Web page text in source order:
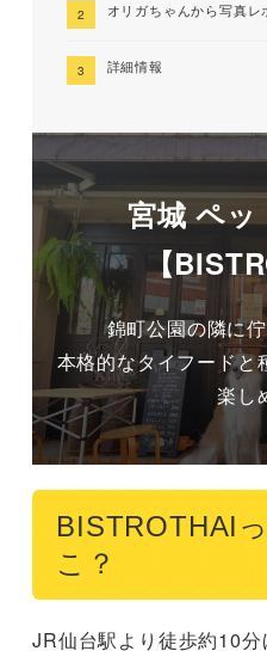
オリガちゃんから写真レ
詳細情報
宮城 ペッ
【
錦町公園の隣に
本格的なタイフードと
楽し
BISTROTHAI
こ？
JR仙台駅より徒歩約10